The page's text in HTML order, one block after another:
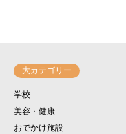
大カテゴリー
学校
美容・健康
おでかけ施設